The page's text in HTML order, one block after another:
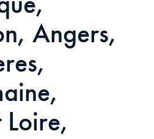
Angers,